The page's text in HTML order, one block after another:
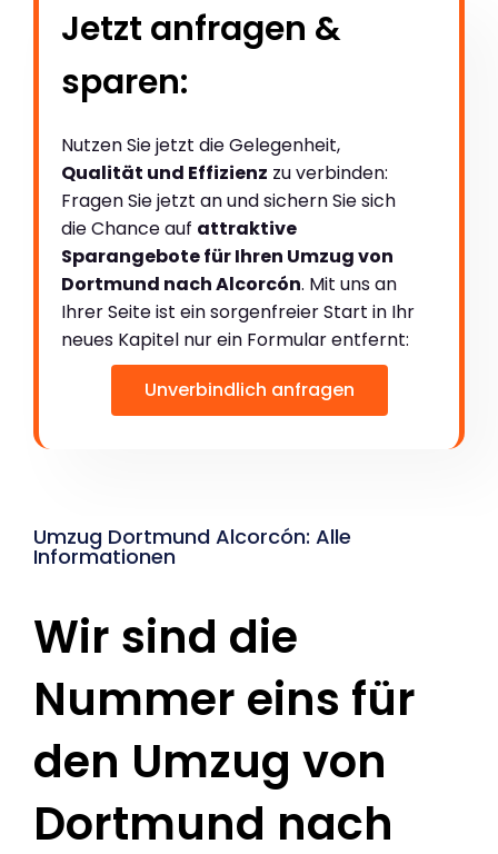
Jetzt anfragen &
sparen:
Nutzen Sie jetzt die Gelegenheit,
Qualität und Effizienz zu verbinden:
Fragen Sie jetzt an und sichern Sie sich
die Chance auf attraktive
Sparangebote für Ihren Umzug von
Dortmund nach Alcorcón. Mit uns an
Ihrer Seite ist ein sorgenfreier Start in Ihr
neues Kapitel nur ein Formular entfernt:
Unverbindlich anfragen
Umzug Dortmund Alcorcón: Alle
Informationen
Wir sind die
Nummer eins für
den Umzug von
Dortmund nach